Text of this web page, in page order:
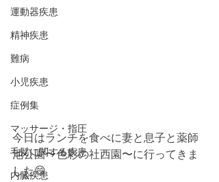
運動器疾患
精神疾患
難病
小児疾患
症例集
マッサージ・指圧
毛髪に関する疾患
内臓疾患
今日はランチを食べに妻と息子と薬師
池公園〜色彩の社西園〜に行ってきま
した😄